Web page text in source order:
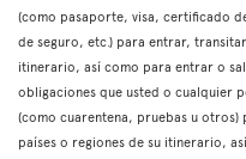
(como pasaporte, visa, certificado
de seguro, etc.) para entrar,
itinerario, así como para entrar o
obligaciones que usted o cualquier
(como cuarentena, pruebas u
países o regiones de su itinerario,